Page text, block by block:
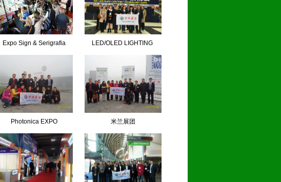
Expo Sign & Serigrafia LED/OLED LIGHTING
Photonica EXPO 米兰展团